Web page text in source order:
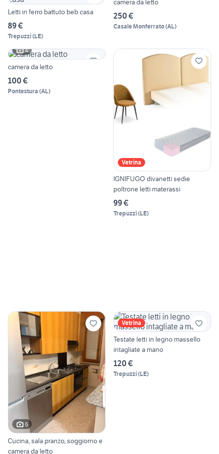
Letti in ferro battuto beb casa
89 €
Trepuzzi(LE)
camera da letto
250 €
Casale Monferrato(AL)
4
camera da letto
100 €
Pontestura (AL)
Vetrina
IGNIFUGO divanetti sedie
poltrone letti materassi
99 €
Trepuzzi(LE)
6
Cucina, sala pranzo, soggiorno e
camera da letto
Vetrina
Testate letti in legno massello
intagliate a mano
120 €
Trepuzzi(LE)